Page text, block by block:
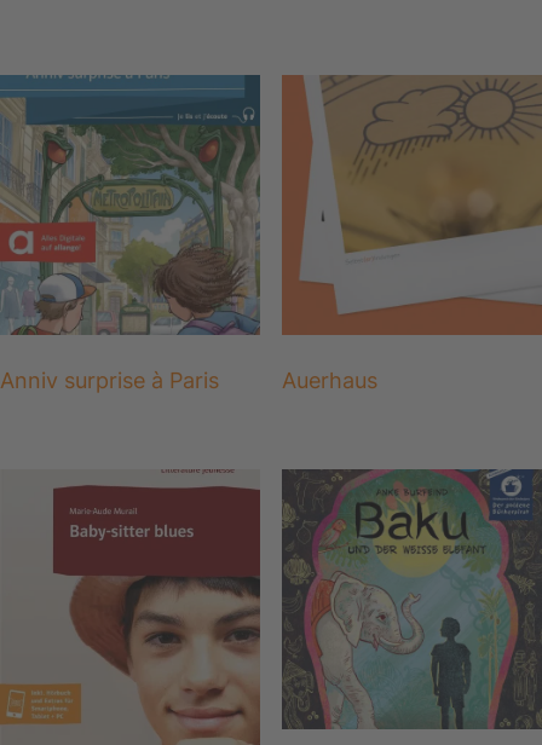
Anniv surprise à Paris Auerhaus